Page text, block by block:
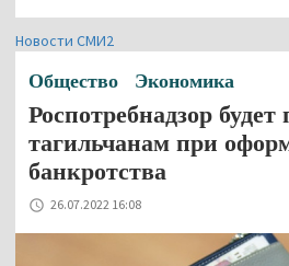
Новости СМИ2
Общество Экономика
Роспотребнадзор будет
тагильчанам при
банкротства
26.07.2022 16:08